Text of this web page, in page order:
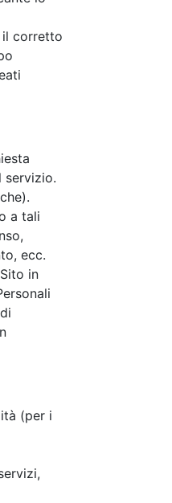
il corretto
servizio.
a tali
ecc.
in
(per i